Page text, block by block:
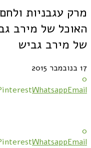
מרק עגבניות
האוכל של מירב
של מירב גביש
17 בנובמבר 2015
0
WhatsappEmail
0
WhatsappEmail